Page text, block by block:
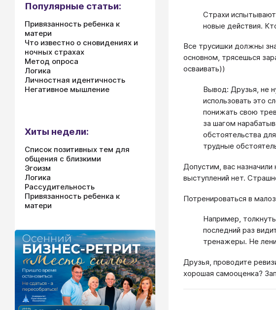
Страхи
новые действия.
Все трусишки должны
основном, трясешься
осваивать))
Вывод: Друзья, не
использовать это
понижать свою
за шагом
обстоятельства
трудные
Допустим, вас
выступлений нет.
Потренироваться в
Например,
последний раз
тренажеры. Не
Друзья, проводите
хорошая самооценка?
Популярные статьи:
Привязанность ребенка к
матери
Что известно о сновидениях и
ночных страхах
Метод опроса
Логика
Личностная идентичность
Негативное мышление
Хиты недели:
Список позитивных тем для
общения с близкими
Эгоизм
Логика
Рассудительность
Привязанность ребенка к
матери